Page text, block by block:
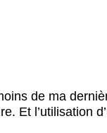
de ma
Et l’utilisation